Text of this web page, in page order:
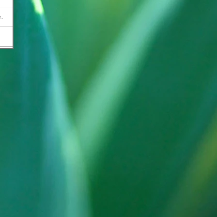
durch Trägheit gekennzeichnetes Kapha